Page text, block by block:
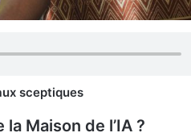
sceptiques
Maison de l’IA ?